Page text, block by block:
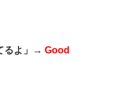
るよ」→ Good